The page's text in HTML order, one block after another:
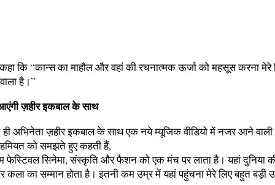
कि “कान्स का माहौल और वहां की रचनात्मक ऊर्जा को महसूस करना मेरे
है।”
ज़हीर इकबाल के साथ
अभिनेता ज़हीर इकबाल के साथ एक नये म्यूजिक वीडियो में नजर आने
को समझते हुए कहती हैं,
फेस्टिवल सिनेमा, संस्कृति और फैशन को एक मंच पर लाता है। यहां दुनिया
कला का सम्मान होता है। इतनी कम उम्र में यहां पहुंचना मेरे लिए बहुत बड़ी